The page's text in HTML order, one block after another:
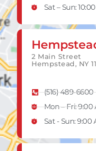
Sat – Sun:
2 Main Street
Hempstead, NY
(516) 489-6600
Mon – Fri:
Sat - Sun: 9:00